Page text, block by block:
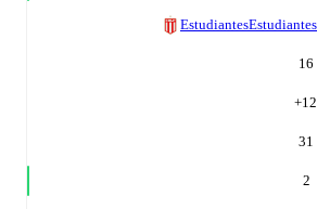
EstudiantesEstudiantes
16
+12
31
2